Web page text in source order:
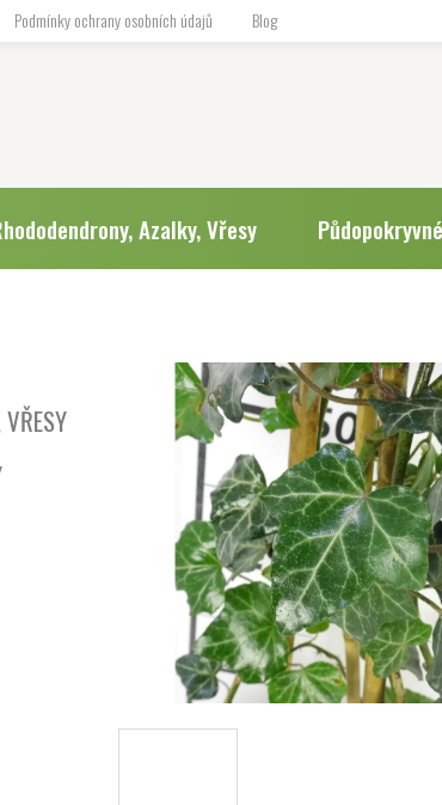
Podmínky ochrany osobních údajů Blog
Azalky, Vřesy
VŘESY